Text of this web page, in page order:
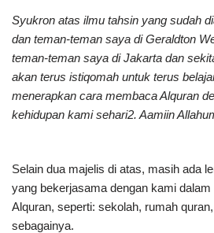
Syukron atas ilmu tahsin yang sudah
dan teman-teman saya di Geraldton
teman-teman saya di Jakarta dan
akan terus istiqomah untuk terus
menerapkan cara membaca Alquran
kehidupan kami sehari2. Aamiin
Selain dua majelis di atas, masih ada
yang bekerjasama dengan kami
Alquran, seperti: sekolah, rumah
sebagainya.